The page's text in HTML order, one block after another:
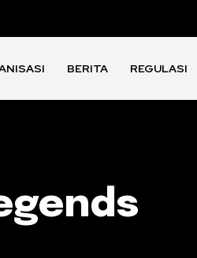
BERITA REGULASI